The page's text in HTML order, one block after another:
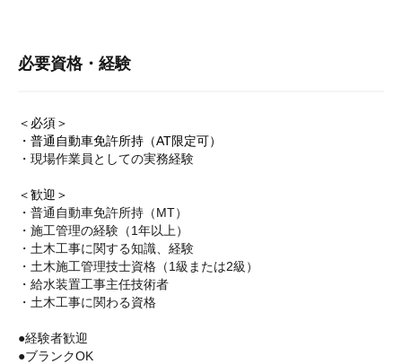
必要資格・経験
＜必須＞
・普通自動車免許所持（AT限定可）
・現場作業員としての実務経験
＜歓迎＞
・ 普通自動車免許所持（MT）
・施工管理の経験（1年以上）
・土木工事に関する知識、経験
・土木施工管理技士資格（1級または2級）
・給水装置工事主任技術者
・土木工事に関わる資格
●経験者歓迎
●ブランクOK